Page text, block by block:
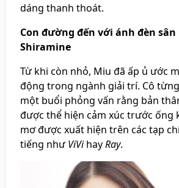
dáng thanh thoát.
Con đường đến với ánh đèn
Shiramine
Từ khi còn nhỏ, Miu đã ấp ủ ước
động trong ngành giải trí. Cô
một buổi phỏng vấn rằng bản
được thể hiện cảm xúc trước ống
mơ được xuất hiện trên các tạp
tiếng nhưViVihayRay.